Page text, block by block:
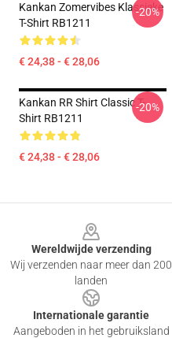
Kankan Zomervibes Klassieke
T-Shirt RB1211
€ 24,38 - € 28,06
-20%
Kankan RR Shirt Classic T-
Shirt RB1211
€ 24,38 - € 28,06
-20%
Wereldwijde verzending
Wij verzenden naar meer dan 200
landen
Internationale garantie
Aangeboden in het gebruiksland